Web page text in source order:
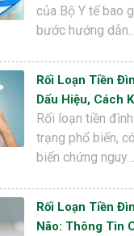
của Bộ Y tế bao
bước hướng dẫn…
Rối Loạn Tiền
Dấu Hiệu, Cách
Rối loạn tiền
trạng phổ biến,
biến chứng nguy…
Rối Loạn Tiền
Não: Thông Tin